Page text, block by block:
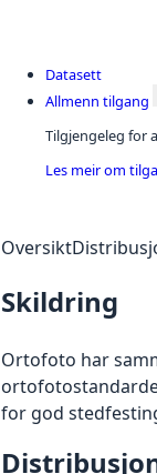
Datasett
Allmenn tilgang
Tilgjengeleg for
Les meir om
Oversikt
Skildring
Ortofoto har
for god